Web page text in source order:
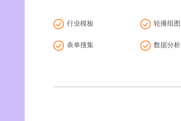
行业模板 轮播组图
表单搜集 数据分析